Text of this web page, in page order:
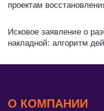
проектам
Исковое заявление о
накладной: алгоритм
О КОМПАНИИ